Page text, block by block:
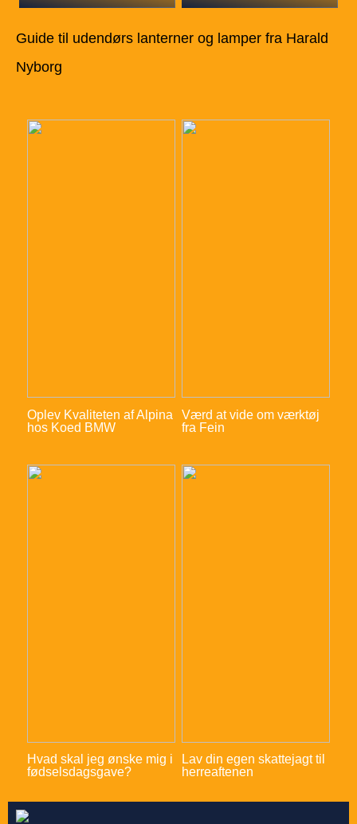
Guide til udendørs lanterner og lamper fra Harald
Nyborg
Oplev Kvaliteten af Alpina
hos Koed BMW
Værd at vide om værktøj
fra Fein
Hvad skal jeg ønske mig i
fødselsdagsgave?
Lav din egen skattejagt til
herreaftenen